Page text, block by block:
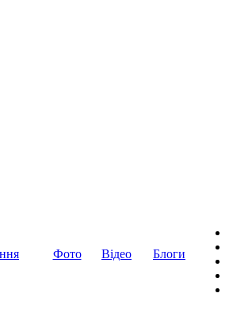
Фото Відео Блоги